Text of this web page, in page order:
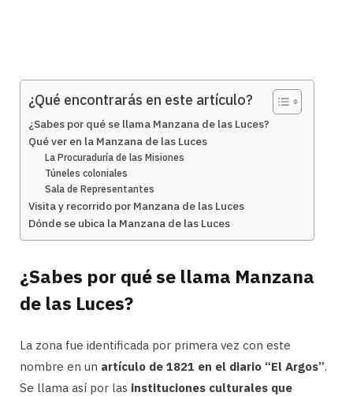
¿Qué encontrarás en este artículo?
¿Sabes por qué se llama Manzana de las Luces?
Qué ver en la Manzana de las Luces
La Procuraduría de las Misiones
Túneles coloniales
Sala de Representantes
Visita y recorrido por Manzana de las Luces
Dónde se ubica la Manzana de las Luces
¿Sabes por qué se llama Manzana
de las Luces?
La zona fue identificada por primera vez con este
nombre en un artículo de 1821 en el diario “El Argos”.
Se llama así por las instituciones culturales que